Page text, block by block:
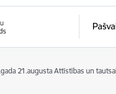
21.augusta Attīstības un